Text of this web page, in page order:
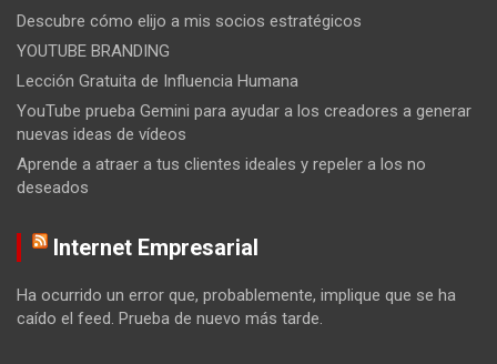
Descubre cómo elijo a mis socios estratégicos
YOUTUBE BRANDING
Lección Gratuita de Influencia Humana
YouTube prueba Gemini para ayudar a los creadores a generar
nuevas ideas de vídeos
Aprende a atraer a tus clientes ideales y repeler a los no
deseados
Internet Empresarial
Ha ocurrido un error que, probablemente, implique que se ha
caído el feed. Prueba de nuevo más tarde.